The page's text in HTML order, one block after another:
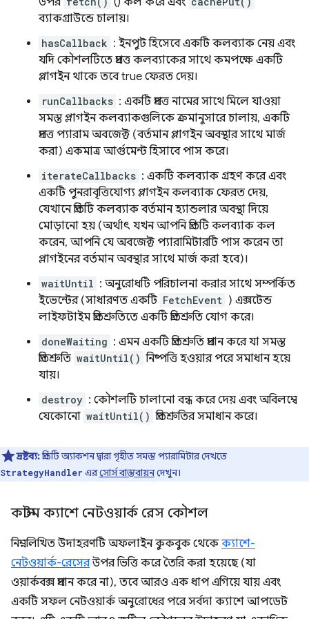
ব্যাকগ্রাউন্ডে চালায়।
hasCallback : ইনপুট হিসেবে একটি কলব্যাক নেয় এবং
যদি কৌশলটিতে প্রদত্ত কলব্যাকের সাথে কমপক্ষে একটি
প্লাগইন থাকে তবে true ফেরত দেয়।
runCallbacks : একটি প্রদত্ত নামের সাথে মিলে যাওয়া
সমস্ত প্লাগইন কলব্যাকগুলিকে ক্রমানুসারে চালায়, একটি
প্রদত্ত প্যারাম অবজেক্ট (বর্তমান প্লাগইন অবস্থার সাথে মার্জ
করা) একমাত্র আর্গুমেন্ট হিসাবে পাস করে।
iterateCallbacks : একটি কলব্যাক গ্রহণ করে এবং
একটি পুনরাবৃত্তিযোগ্য প্লাগইন কলব্যাক ফেরত দেয়,
যেখানে প্রতিটি কলব্যাক বর্তমান হ্যান্ডলার অবস্থা দিয়ে
মোড়ানো হয় (অর্থাৎ যখন আপনি প্রতিটি কলব্যাক কল
করেন, আপনি যে অবজেক্ট প্যারামিটারটি পাস করেন তা
প্লাগইনের বর্তমান অবস্থার সাথে মার্জ করা হবে)।
waitUntil : অনুরোধটি পরিচালনা করার সাথে সম্পর্কিত
ইভেন্টের (সাধারণত একটি FetchEvent ) এক্সটেন্ড
লাইফটাইম প্রতিশ্রুতিতে একটি প্রতিশ্রুতি যোগ করে।
doneWaiting : এমন একটি প্রতিশ্রুতি প্রদান করে যা সমস্ত
প্রতিশ্রুতি waitUntil() নিষ্পত্তি হওয়ার পরে সমাধান হয়ে
যায়।
destroy : কৌশলটি চালানো বন্ধ করে দেয় এবং অবিলম্বে
যেকোনো waitUntil() প্রতিশ্রুতির সমাধান করে।
দ্রষ্টব্য:প্রতিটি অ্যাকশন দ্বারা গৃহীত সমস্ত প্যারামিটার দেখতে
StrategyHandler এরসোর্স বাস্তবায়নদেখুন।
কাস্টম ক্যাশে নেটওয়ার্ক রেস কৌশল
নিম্নলিখিত উদাহরণটি অফলাইন কুকবুক থেকেক্যাশে-
নেটওয়ার্ক-রেসেরউপর ভিত্তি করে তৈরি করা হয়েছে (যা
ওয়ার্কবক্স প্রদান করে না), তবে আরও এক ধাপ এগিয়ে যায় এবং
একটি সফল নেটওয়ার্ক অনুরোধের পরে সর্বদা ক্যাশে আপডেট